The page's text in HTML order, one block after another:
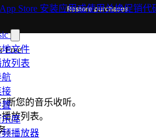
Store 安装应用或使用兑换促销
地文件
列表
航
接
置
乐库
频播放器
Free
断您的音乐收听。
放列表。
。